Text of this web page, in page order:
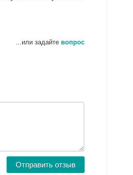
...или задайте вопрос